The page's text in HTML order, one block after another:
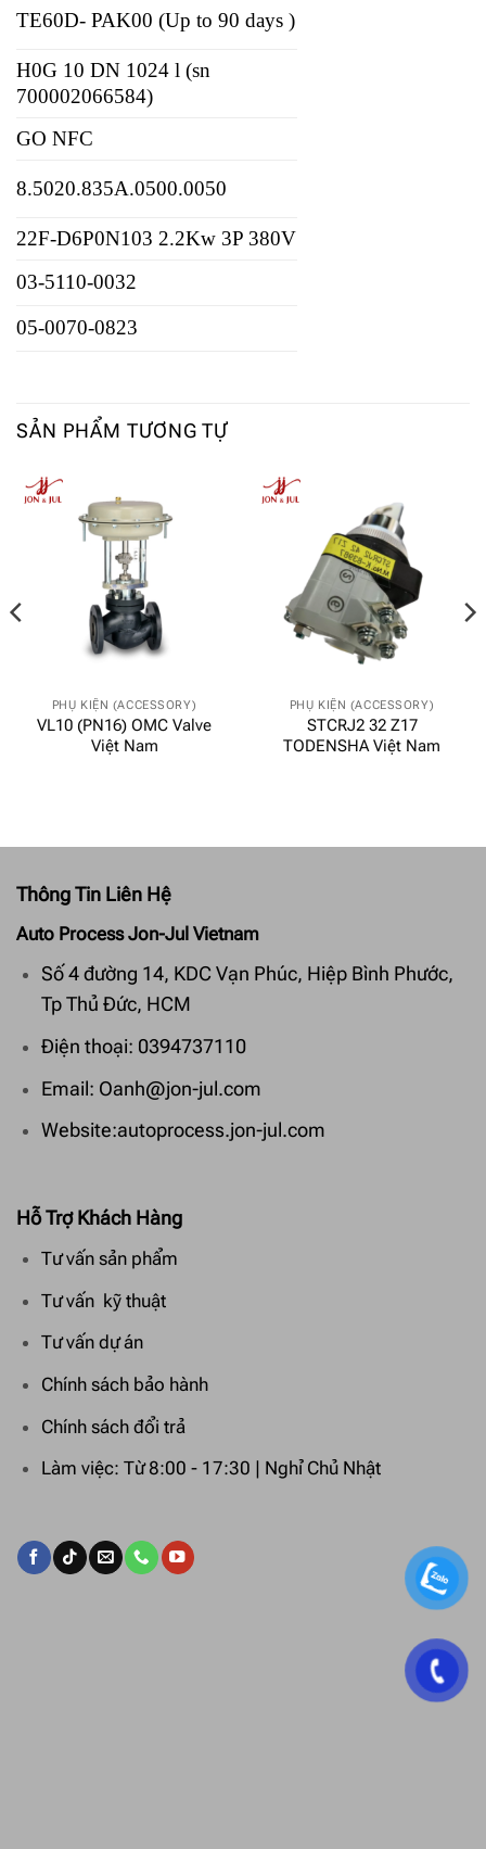
TE60D- PAK00 (Up to 90 days )
H0G 10 DN 1024 l (sn
700002066584)
GO NFC
8.5020.835A.0500.0050
22F-D6P0N103 2.2Kw 3P 380V
03-5110-0032
05-0070-0823
SẢN PHẨM TƯƠNG TỰ
PHỤ KIỆN (ACCESSORY)
VL10 (PN16) OMC Valve
Việt Nam
PHỤ KIỆN (ACCESSORY)
STCRJ2 32 Z17
TODENSHA Việt Nam
Thông Tin Liên Hệ
Auto Process Jon-Jul Vietnam
Số 4 đường 14, KDC Vạn Phúc, Hiệp Bình Phước,
Tp Thủ Đức, HCM
Điện thoại: 0394737110
Email: Oanh@jon-jul.com
Website:autoprocess.jon-jul.com
Hỗ Trợ Khách Hàng
Tư vấn sản phẩm
Tư vấn kỹ thuật
Tư vấn dự án
Chính sách bảo hành
Chính sách đổi trả
Làm việc: Từ 8:00 - 17:30 | Nghỉ Chủ Nhật